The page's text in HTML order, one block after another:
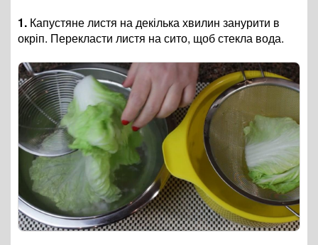
1. Капустяне листя на декілька хвилин занурити в
окріп. Перекласти листя на сито, щоб стекла вода.